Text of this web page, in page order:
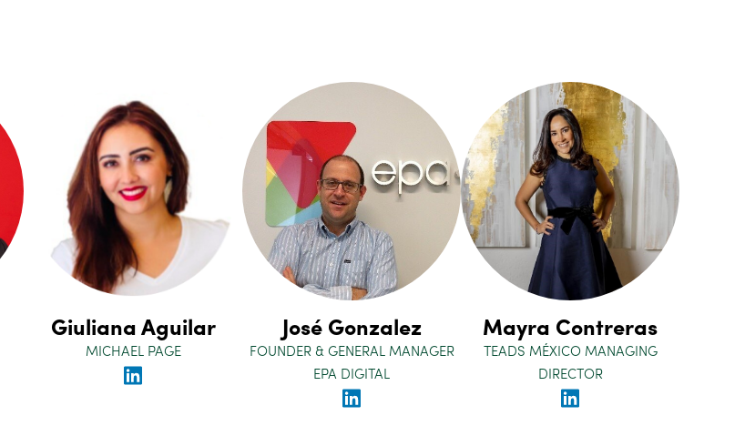
Giuliana Aguilar
MICHAEL PAGE
José Gonzalez
FOUNDER & GENERAL MANAGER
EPA DIGITAL
Mayra Contreras
TEADS MÉXICO MANAGING
DIRECTOR